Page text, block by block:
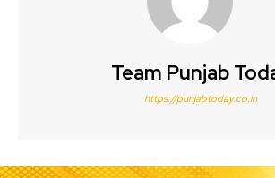
Team Punjab
https://punjabtoday.co.in